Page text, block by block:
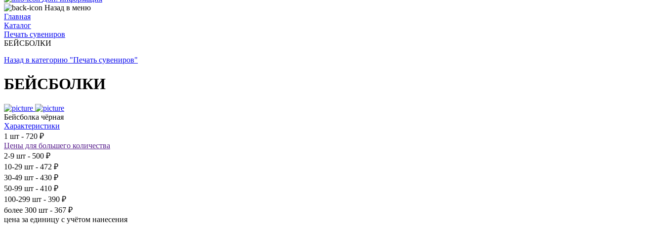
Назад в меню
Главная
Каталог
Печать сувениров
БЕЙСБОЛКИ
Назад в категорию "Печать сувениров"
БЕЙСБОЛКИ
Бейсболка чёрная
Характеристики
1 шт - 720 ₽
Цены для большего количества
2-9 шт - 500 ₽
10-29 шт - 472 ₽
30-49 шт - 430 ₽
50-99 шт - 410 ₽
100-299 шт - 390 ₽
более 300 шт - 367 ₽
цена за единицу с учётом нанесения